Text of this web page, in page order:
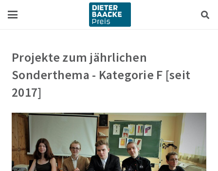
Inhalt
Navigation
Projekte zum jährlichen
Sonderthema - Kategorie F [seit
2017]